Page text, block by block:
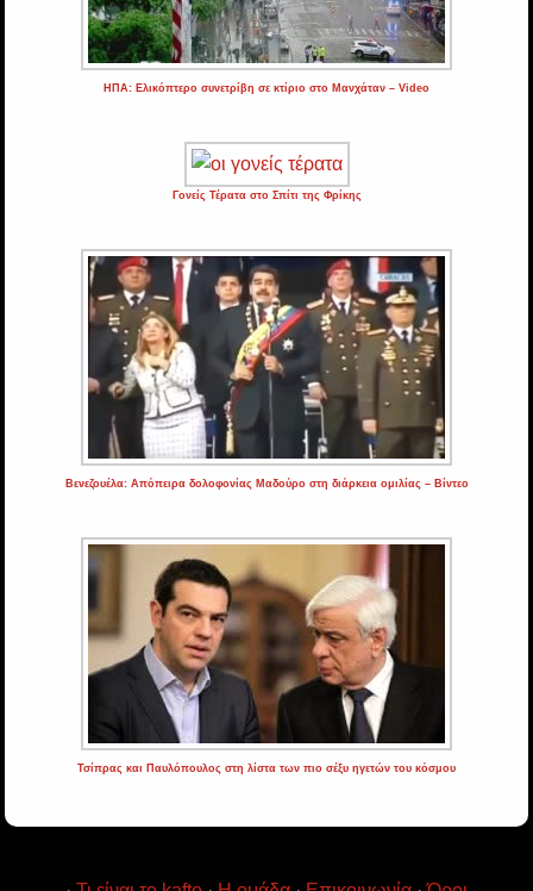
ΗΠΑ: Ελικόπτερο συνετρίβη σε κτίριο στο Μανχάταν – Video
Γονείς Τέρατα στο Σπίτι της Φρίκης
Βενεζουέλα: Απόπειρα δολοφονίας Μαδούρο στη διάρκεια ομιλίας – Βίντεο
Τσίπρας και Παυλόπουλος στη λίστα των πιο σέξυ ηγετών του κόσμου